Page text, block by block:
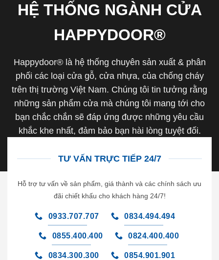
HỆ THỐNG NGÀNH CỬA
HAPPYDOOR®
Happydoor® là hệ thống chuyên sản xuất & phân
phối các loại cửa gỗ, cửa nhựa, của chống cháy
trên thị trường Việt Nam. Chúng tôi tin tưởng rằng
những sản phẩm cửa mà chúng tôi mang tới cho
bạn chắc chắn sẽ đáp ứng được những yêu cầu
khắc khe nhất, đảm bảo bạn hài lòng tuyệt đối.
TƯ VẤN TRỰC TIẾP 24/7
Hỗ trợ tư vấn về sản phẩm, giá thành và các chính sách ưu
đãi chiết khấu cho khách hàng 24/7!
0933.707.707 0834.494.494
0855.400.400 0824.400.400
0834.300.300 0854.901.901